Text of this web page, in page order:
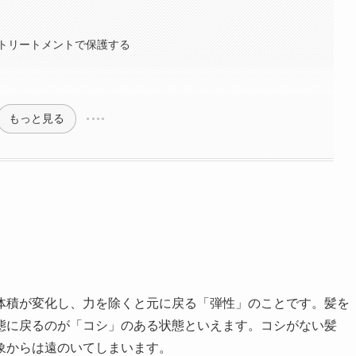
リートメントで保護する
もっと見る
が変化し、力を除くと元に戻る「弾性」のことです。髪を
戻るのが「コシ」のある状態といえます。コシがない髪
らは遠のいてしまいます。